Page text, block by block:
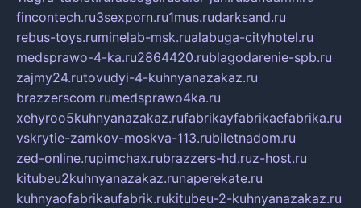
fincontech.ru3sexporn.ru1mus.rudarksand.ru
rebus-toys.ruminelab-msk.rualabuga-cityhotel.ru
medsprawo-4-ka.ru2864420.rublagodarenie-spb.ru
zajmy24.rutovudyi-4-kuhnyanazakaz.ru
brazzerscom.rumedsprawo4ka.ru
xehyroo5kuhnyanazakaz.rufabrikayfabrikaefabrika.ru
vskrytie-zamkov-moskva-113.rubiletnadom.ru
zed-online.rupimchax.rubrazzers-hd.ruz-host.ru
kitubeu2kuhnyanazakaz.runaperekate.ru
kuhnyaofabrikaufabrik.rukitubeu-2-kuhnyanazakaz.ru